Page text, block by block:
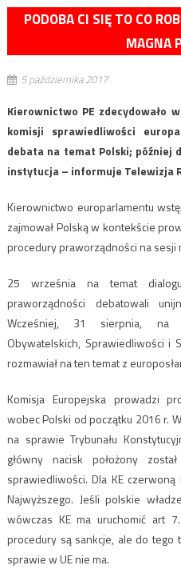
PODOBA CI SIĘ TO CO
MAGNA
5 października 2017
Kierownictwo PE zdecydowało
komisji sprawiedliwości
debata na temat Polski; później
instytucja – informuje Telewizja
Kierownictwo europarlamentu
zajmował Polską w kontekście
procedury praworządności na sesji
25 września na temat
praworządności debatowali
Wcześniej, 31 sierpnia, na
Obywatelskich, Sprawiedliwości i
rozmawiał na ten temat z
Komisja Europejska prowadzi
wobec Polski od początku 2016 r.
na sprawie Trybunału
główny nacisk położony
sprawiedliwości. Dla KE
Najwyższego. Jeśli polskie
wówczas KE ma uruchomić art
procedury są sankcje, ale do
sprawie w UE nie ma.